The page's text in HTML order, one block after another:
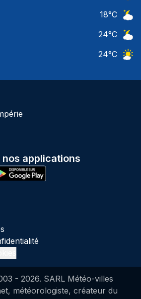
18°C
24°C
24°C
applications
- 2026. SARL Météo-villes
météorologiste, créateur du